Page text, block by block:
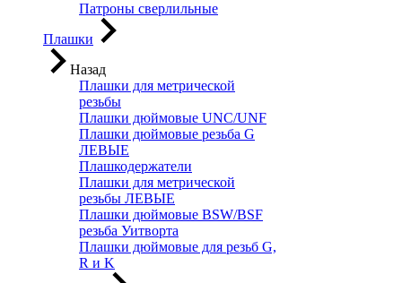
Патроны сверлильные
Плашки
Назад
Плашки для метрической
резьбы
Плашки дюймовые UNC/UNF
Плашки дюймовые резьба G
ЛЕВЫЕ
Плашкодержатели
Плашки для метрической
резьбы ЛЕВЫЕ
Плашки дюймовые BSW/BSF
резьба Уитворта
Плашки дюймовые для резьб G,
R и K